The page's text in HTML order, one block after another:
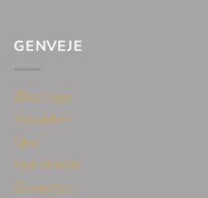
GENVEJE
Øreringe
Smykker
Ure
Halskæde
Gavekort